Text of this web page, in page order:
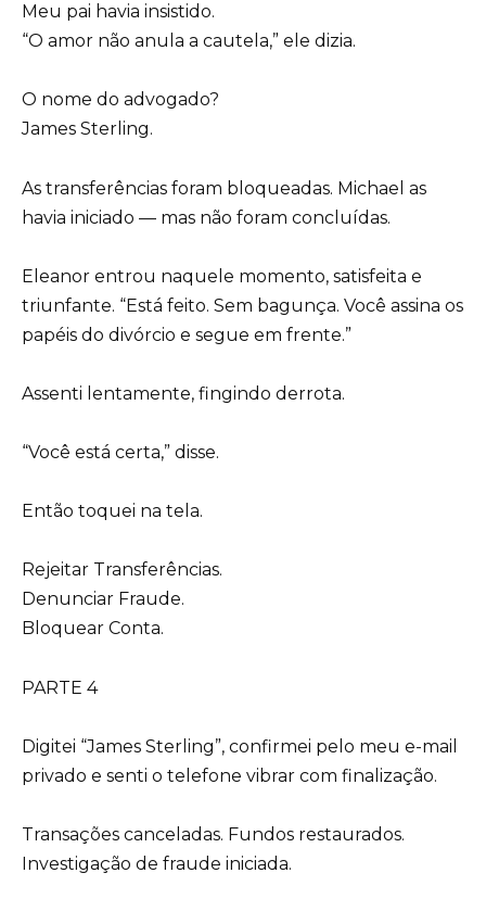
Meu pai havia insistido.
“O amor não anula a cautela,” ele dizia.
O nome do advogado?
James Sterling.
As transferências foram bloqueadas. Michael as
havia iniciado — mas não foram concluídas.
Eleanor entrou naquele momento, satisfeita e
triunfante. “Está feito. Sem bagunça. Você assina os
papéis do divórcio e segue em frente.”
Assenti lentamente, fingindo derrota.
“Você está certa,” disse.
Então toquei na tela.
Rejeitar Transferências.
Denunciar Fraude.
Bloquear Conta.
PARTE 4
Digitei “James Sterling”, confirmei pelo meu e-mail
privado e senti o telefone vibrar com finalização.
Transações canceladas. Fundos restaurados.
Investigação de fraude iniciada.